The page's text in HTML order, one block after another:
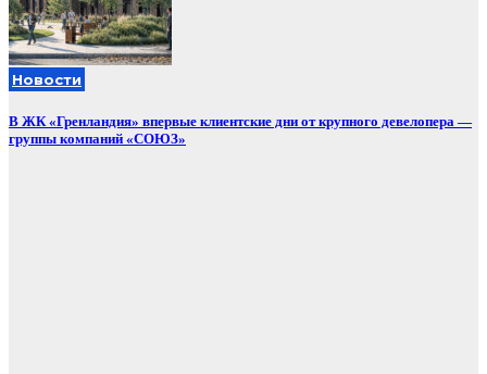
Новости
В ЖК «Гренландия» впервые клиентские дни от крупного девелопера —
группы компаний «СОЮЗ»